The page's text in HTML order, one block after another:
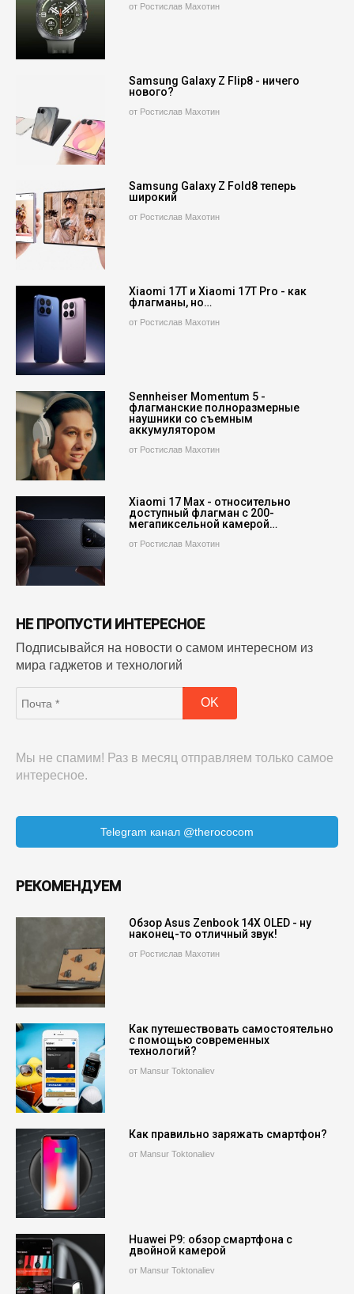
от Ростислав Махотин
Samsung Galaxy Z Flip8 - ничего
нового?
от Ростислав Махотин
Samsung Galaxy Z Fold8 теперь
широкий
от Ростислав Махотин
Xiaomi 17T и Xiaomi 17T Pro - как
флагманы, но…
от Ростислав Махотин
Sennheiser Momentum 5 -
флагманские полноразмерные
наушники со съемным
аккумулятором
от Ростислав Махотин
Xiaomi 17 Max - относительно
доступный флагман с 200-
мегапиксельной камерой…
от Ростислав Махотин
НЕ ПРОПУСТИ ИНТЕРЕСНОЕ
Подписывайся на новости о самом интересном из
мира гаджетов и технологий
Мы не спамим! Раз в месяц отправляем только самое
интересное.
Telegram канал @therococom
РЕКОМЕНДУЕМ
Обзор Asus Zenbook 14X OLED - ну
наконец-то отличный звук!
от Ростислав Махотин
Как путешествовать самостоятельно
с помощью современных
технологий?
от Mansur Toktonaliev
Как правильно заряжать смартфон?
от Mansur Toktonaliev
Huawei P9: обзор смартфона с
двойной камерой
от Mansur Toktonaliev